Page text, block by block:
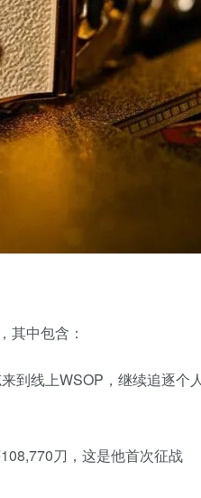
其中包含：
到线上WSOP，继续追逐个
刀，这是他首次征战